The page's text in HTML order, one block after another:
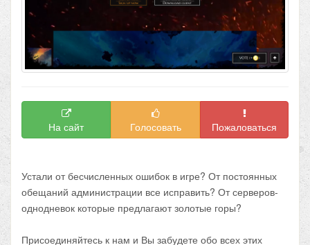
На сайт Голосовать Пожаловаться
Устали от бесчисленных ошибок в игре? От постоянных
обещаний администрации все исправить? От серверов-
однодневок которые предлагают золотые горы?
Присоединяйтесь к нам и Вы забудете обо всех этих